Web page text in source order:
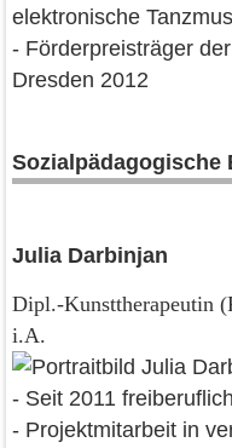
elektronische
- Förderpreisträger
Dresden 2012
Sozialpädagogische
Julia Darbinjan
Dipl.-Kunsttherapeutin
i.A.
- Seit 2011
- Projektmitarbeit in